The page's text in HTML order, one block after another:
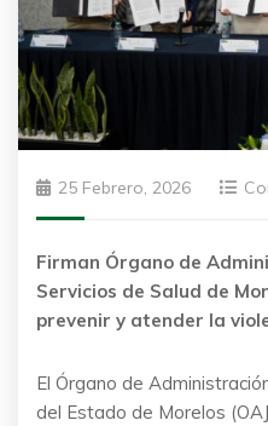
25 Febrero, 2026
Firman Órgano de
Servicios de Salud de
prevenir y atender la
El Órgano de
del Estado de Morelos